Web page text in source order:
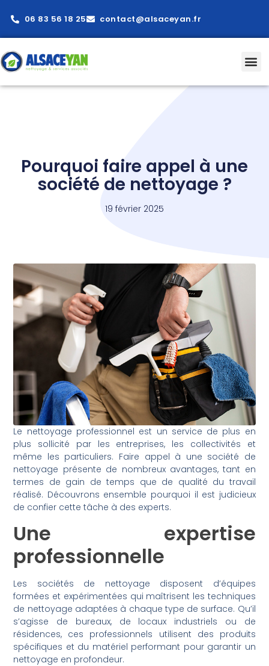
06 83 56 18 25 contact@alsaceyan.fr
Pourquoi faire appel à une
société de nettoyage ?
19 février 2025
Le nettoyage professionnel est un service de plus en
plus sollicité par les entreprises, les collectivités et
même les particuliers. Faire appel à une société de
nettoyage présente de nombreux avantages, tant en
termes de gain de temps que de qualité du travail
réalisé. Découvrons ensemble pourquoi il est judicieux
de confier cette tâche à des experts.
Une expertise
professionnelle
Les sociétés de nettoyage disposent d’équipes
formées et expérimentées qui maîtrisent les techniques
de nettoyage adaptées à chaque type de surface. Qu’il
s’agisse de bureaux, de locaux industriels ou de
résidences, ces professionnels utilisent des produits
spécifiques et du matériel performant pour garantir un
nettoyage en profondeur.